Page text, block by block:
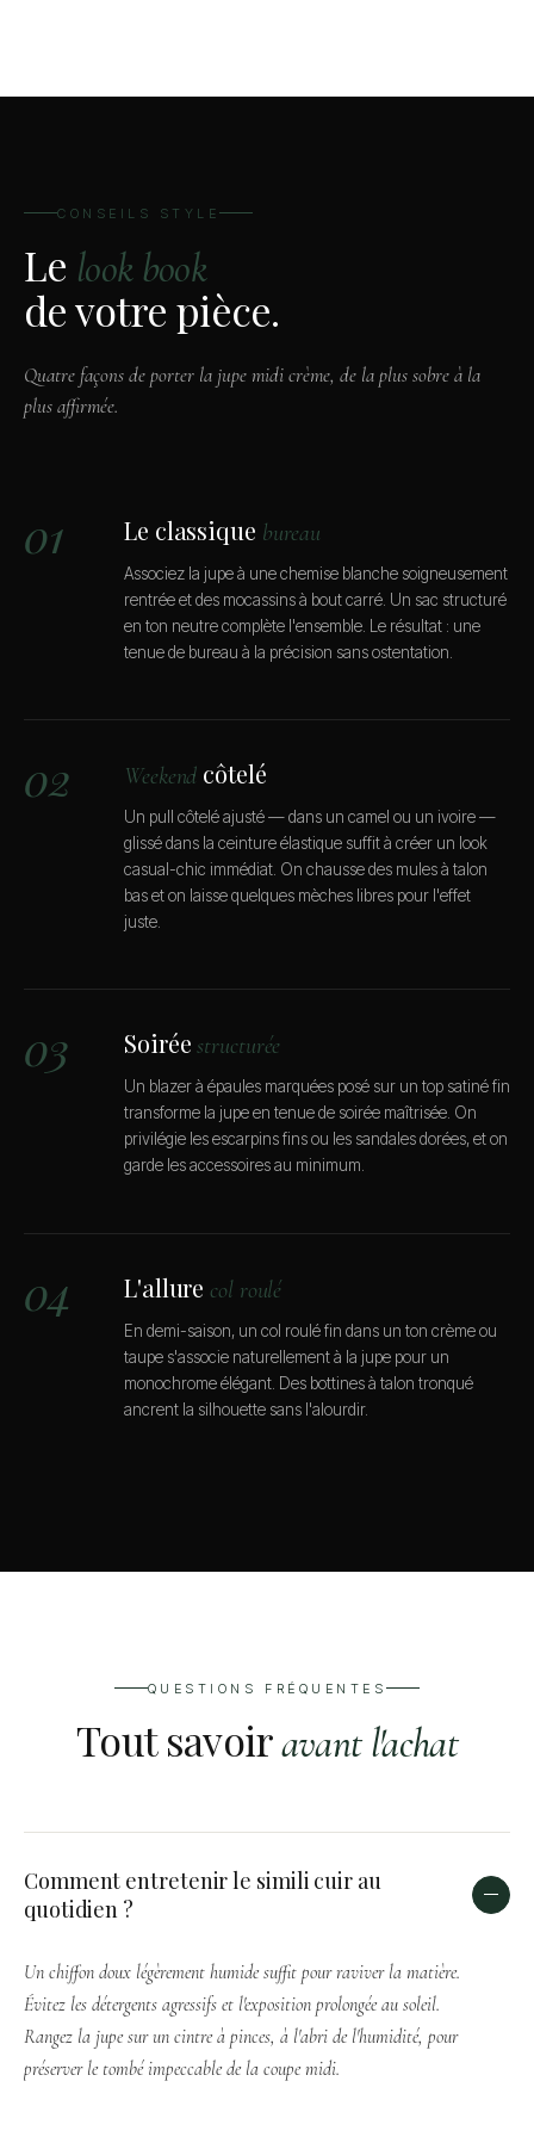
CONSEILS STYLE
Le look book
de votre pièce.
Quatre façons de porter la jupe midi crème, de la plus sobre à la
plus affirmée.
01 Le classique bureau
Associez la jupe à une chemise blanche soigneusement
rentrée et des mocassins à bout carré. Un sac structuré
en ton neutre complète l'ensemble. Le résultat : une
tenue de bureau à la précision sans ostentation.
02 Weekend côtelé
Un pull côtelé ajusté — dans un camel ou un ivoire —
glissé dans la ceinture élastique suffit à créer un look
casual-chic immédiat. On chausse des mules à talon
bas et on laisse quelques mèches libres pour l'effet
juste.
03 Soiréestructurée
Un blazer à épaules marquées posé sur un top satiné fin
transforme la jupe en tenue de soirée maîtrisée. On
privilégie les escarpins fins ou les sandales dorées, et on
garde les accessoires au minimum.
04 L'allure col roulé
En demi-saison, un col roulé fin dans un ton crème ou
taupe s'associe naturellement à la jupe pour un
monochrome élégant. Des bottines à talon tronqué
ancrent la silhouette sans l'alourdir.
QUESTIONS FRÉQUENTES
Tout savoiravant l'achat
Comment entretenir le simili cuir au
quotidien ?
Un chiffon doux légèrement humide suffit pour raviver la matière.
Évitez les détergents agressifs et l'exposition prolongée au soleil.
Rangez la jupe sur un cintre à pinces, à l'abri de l'humidité, pour
préserver le tombé impeccable de la coupe midi.